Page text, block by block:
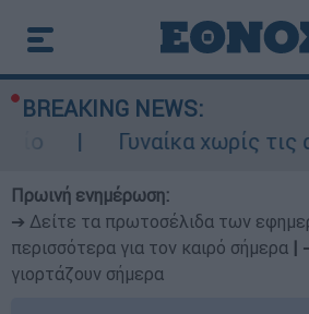
BREAKING NEWS:
Γυναίκα χωρίς τις
Πρωινή ενημέρωση:
➔ Δείτε τα πρωτοσέλιδα των
περισσότερα για τον καιρό σήμερα
γιορτάζουν σήμερα